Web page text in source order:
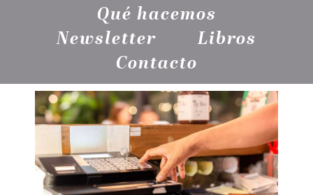
Qué hacemos
Newsletter
Libros
Contacto